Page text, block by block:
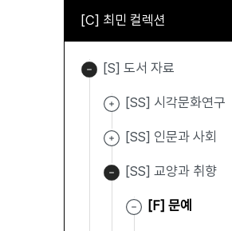
[C] 최민 컬렉션
[S] 도서 자료
[SS] 시각문화연구
[SS] 인문과 사회
[SS] 교양과 취향
[F] 문예